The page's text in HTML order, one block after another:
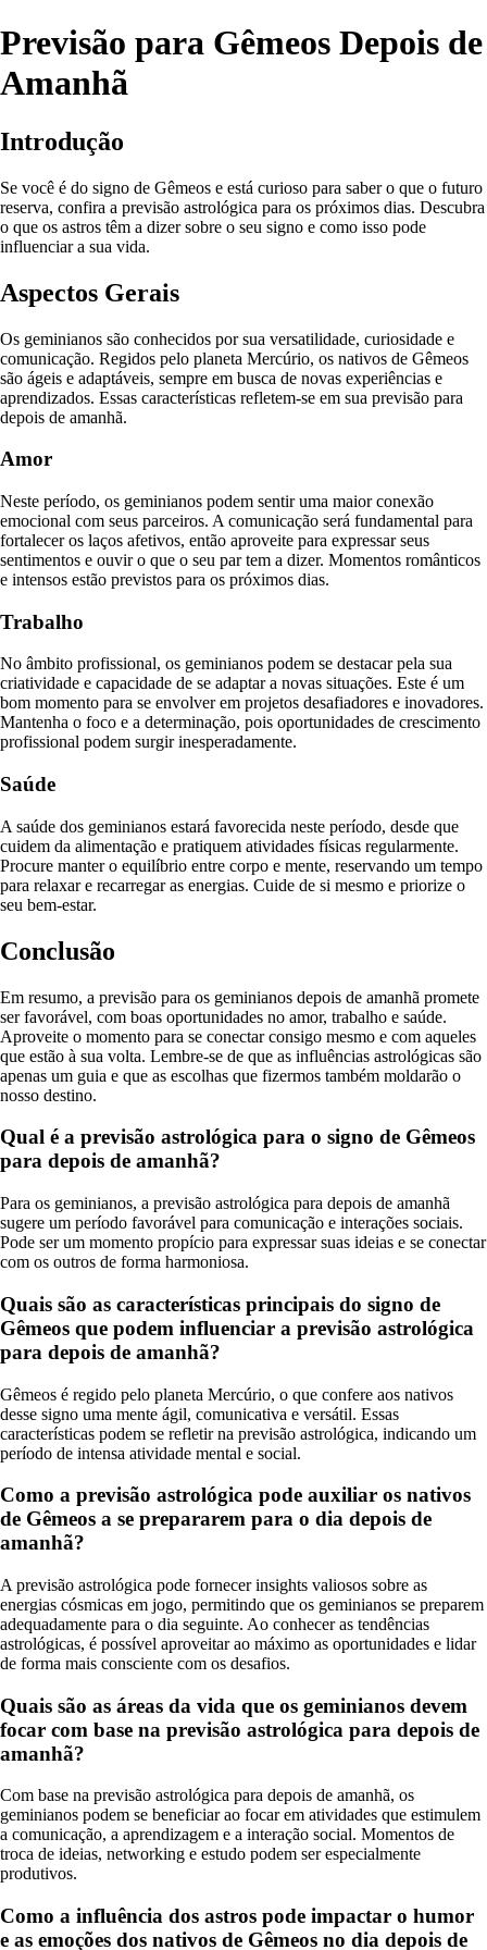
Previsão para Gêmeos Depois de
Amanhã
Introdução
Se você é do signo de Gêmeos e está curioso para saber o que o futuro
reserva, confira a previsão astrológica para os próximos dias. Descubra
o que os astros têm a dizer sobre o seu signo e como isso pode
influenciar a sua vida.
Aspectos Gerais
Os geminianos são conhecidos por sua versatilidade, curiosidade e
comunicação. Regidos pelo planeta Mercúrio, os nativos de Gêmeos
são ágeis e adaptáveis, sempre em busca de novas experiências e
aprendizados. Essas características refletem-se em sua previsão para
depois de amanhã.
Amor
Neste período, os geminianos podem sentir uma maior conexão
emocional com seus parceiros. A comunicação será fundamental para
fortalecer os laços afetivos, então aproveite para expressar seus
sentimentos e ouvir o que o seu par tem a dizer. Momentos românticos
e intensos estão previstos para os próximos dias.
Trabalho
No âmbito profissional, os geminianos podem se destacar pela sua
criatividade e capacidade de se adaptar a novas situações. Este é um
bom momento para se envolver em projetos desafiadores e inovadores.
Mantenha o foco e a determinação, pois oportunidades de crescimento
profissional podem surgir inesperadamente.
Saúde
A saúde dos geminianos estará favorecida neste período, desde que
cuidem da alimentação e pratiquem atividades físicas regularmente.
Procure manter o equilíbrio entre corpo e mente, reservando um tempo
para relaxar e recarregar as energias. Cuide de si mesmo e priorize o
seu bem-estar.
Conclusão
Em resumo, a previsão para os geminianos depois de amanhã promete
ser favorável, com boas oportunidades no amor, trabalho e saúde.
Aproveite o momento para se conectar consigo mesmo e com aqueles
que estão à sua volta. Lembre-se de que as influências astrológicas são
apenas um guia e que as escolhas que fizermos também moldarão o
nosso destino.
Qual é a previsão astrológica para o signo de Gêmeos
para depois de amanhã?
Para os geminianos, a previsão astrológica para depois de amanhã
sugere um período favorável para comunicação e interações sociais.
Pode ser um momento propício para expressar suas ideias e se conectar
com os outros de forma harmoniosa.
Quais são as características principais do signo de
Gêmeos que podem influenciar a previsão astrológica
para depois de amanhã?
Gêmeos é regido pelo planeta Mercúrio, o que confere aos nativos
desse signo uma mente ágil, comunicativa e versátil. Essas
características podem se refletir na previsão astrológica, indicando um
período de intensa atividade mental e social.
Como a previsão astrológica pode auxiliar os nativos
de Gêmeos a se prepararem para o dia depois de
amanhã?
A previsão astrológica pode fornecer insights valiosos sobre as
energias cósmicas em jogo, permitindo que os geminianos se preparem
adequadamente para o dia seguinte. Ao conhecer as tendências
astrológicas, é possível aproveitar ao máximo as oportunidades e lidar
de forma mais consciente com os desafios.
Quais são as áreas da vida que os geminianos devem
focar com base na previsão astrológica para depois de
amanhã?
Com base na previsão astrológica para depois de amanhã, os
geminianos podem se beneficiar ao focar em atividades que estimulem
a comunicação, a aprendizagem e a interação social. Momentos de
troca de ideias, networking e estudo podem ser especialmente
produtivos.
Como a influência dos astros pode impactar o humor
e as emoções dos nativos de Gêmeos no dia depois de